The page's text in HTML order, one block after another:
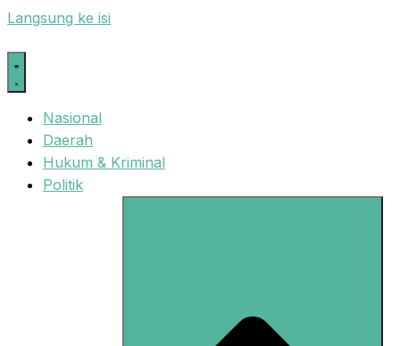
Langsung ke isi
Nasional
Daerah
Hukum & Kriminal
Politik